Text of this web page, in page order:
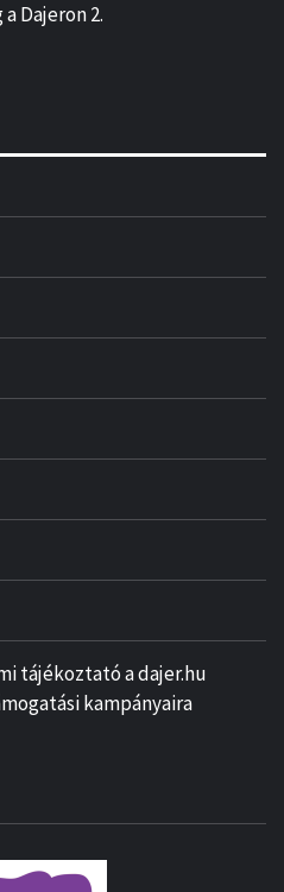
Dajeron 2.
tájékoztató a dajer.hu
kampányaira